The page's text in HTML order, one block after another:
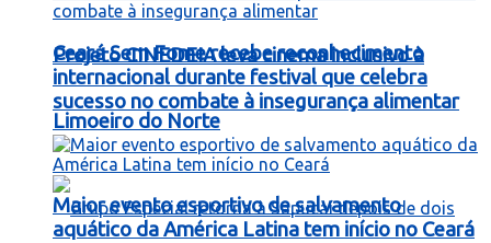
Projeto CINEDEIA leva cinema inclusivo à
Limoeiro do Norte
Ceará Sem Fome recebe reconhecimento
internacional durante festival que celebra
sucesso no combate à insegurança alimentar
Maior evento esportivo de salvamento
aquático da América Latina tem início no Ceará